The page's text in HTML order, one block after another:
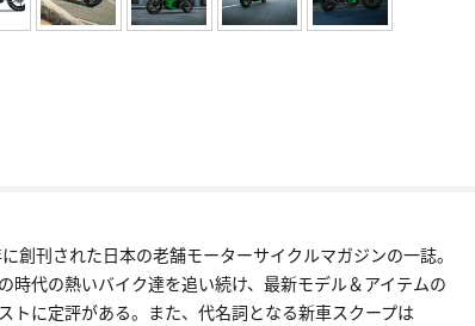
創刊された日本の老舗モーターサイクルマガジンの一誌。
時代の熱いバイク達を追い続け、最新モデル＆アイテムの
トに定評がある。また、代名詞となる新車スクープは